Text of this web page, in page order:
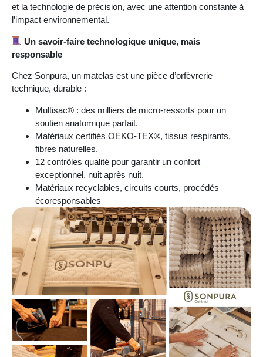
et la technologie de précision, avec une attention constante à
l’impact environnemental.
Un savoir-faire technologique unique, mais
responsable
Chez Sonpura, un matelas est une pièce d’orfèvrerie
technique, durable :
Multisac® : des milliers de micro-ressorts pour un
soutien anatomique parfait.
Matériaux certifiés OEKO-TEX®, tissus respirants,
fibres naturelles.
12 contrôles qualité pour garantir un confort
exceptionnel, nuit après nuit.
Matériaux recyclables, circuits courts, procédés
écoresponsables